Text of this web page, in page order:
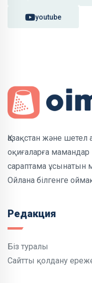
youtube
Қазақстан және шетел
оқиғаларға
сараптама ұсынатын
Ойлана білгенге
Редакция
Біз туралы
Сайтты қолдану